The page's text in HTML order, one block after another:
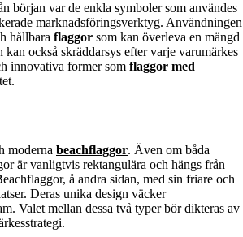
början var de enkla symboler som användes
marknadsföringsverktyg. Användningen
hållbara flaggor som kan överleva en mängd
också skräddarsys efter varje varumärkes
innovativa former som flaggor med
moderna beachflaggor. Även om båda
är vanligtvis rektangulära och hängs från
å andra sidan, med sin friare och
Deras unika design väcker
Valet mellan dessa två typer bör dikteras av